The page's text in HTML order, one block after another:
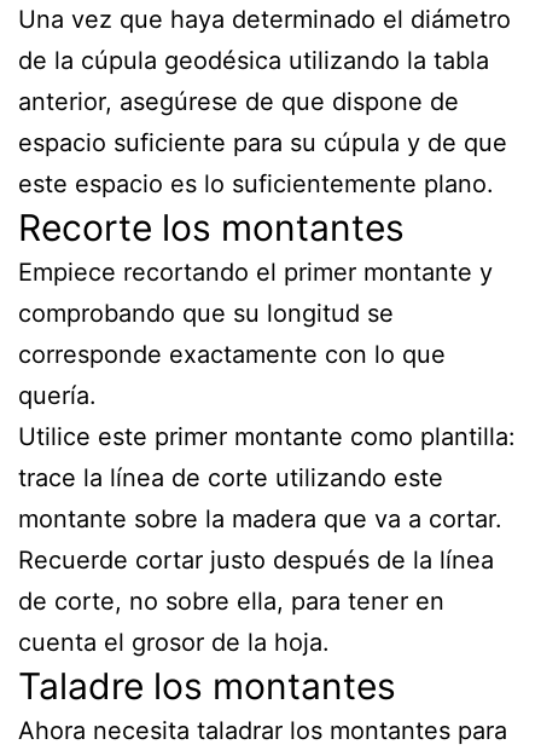
Una vez que haya determinado el diámetro
de la cúpula geodésica utilizando la tabla
anterior, asegúrese de que dispone de
espacio suficiente para su cúpula y de que
este espacio es lo suficientemente plano.
Recorte los montantes
Empiece recortando el primer montante y
comprobando que su longitud se
corresponde exactamente con lo que
quería.
Utilice este primer montante como plantilla:
trace la línea de corte utilizando este
montante sobre la madera que va a cortar.
Recuerde cortar justo después de la línea
de corte, no sobre ella, para tener en
cuenta el grosor de la hoja.
Taladre los montantes
Ahora necesita taladrar los montantes para